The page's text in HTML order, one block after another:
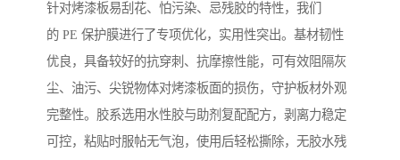
针对烤漆板易刮花、怕污染、忌残胶的特性，我们
的 PE 保护膜进行了专项优化，实用性突出。基材韧性
优良，具备较好的抗穿刺、抗摩擦性能，可有效阻隔灰
尘、油污、尖锐物体对烤漆板面的损伤，守护板材外观
完整性。胶系选用水性胶与助剂复配配方，剥离力稳定
可控，粘贴时服帖无气泡，使用后轻松撕除，无胶水残